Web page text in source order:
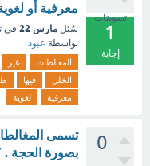
تصويتات
1
إجابة
معرفية أو
سُئل مارس 22 في
بواسطة عبود
المغالطات غير
الخلل
فيها
معرفية
لغوية
0
تسمى
بصورة الحجة